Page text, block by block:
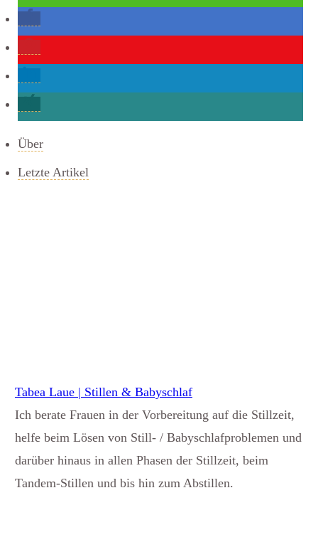
Über
Letzte Artikel
Tabea Laue | Stillen & Babyschlaf
Ich berate Frauen in der Vorbereitung auf die Stillzeit,
helfe beim Lösen von Still- / Babyschlafproblemen und
darüber hinaus in allen Phasen der Stillzeit, beim
Tandem-Stillen und bis hin zum Abstillen.